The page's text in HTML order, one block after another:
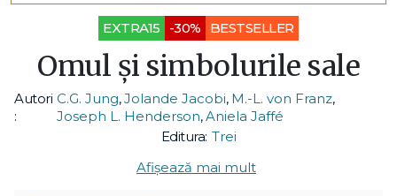
EXTRA15 -30% BESTSELLER
Omul și simbolurile sale
Autori
:
C.G. Jung,Jolande Jacobi, M.-L. von Franz,
Joseph L. Henderson,Aniela Jaffé
Editura: Trei
Afișează mai mult